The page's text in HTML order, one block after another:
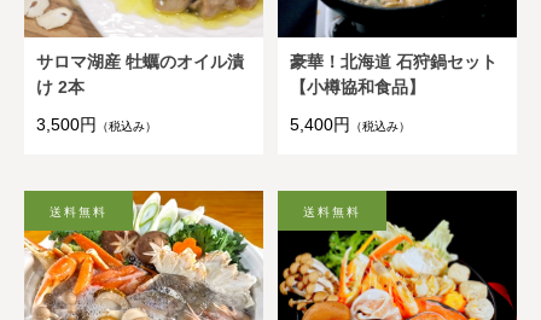
サロマ湖産 牡蠣のオイル漬
け 2本
3,500円
（税込み）
豪華！北海道 石狩鍋セット
【小樽協和食品】
5,400円
（税込み）